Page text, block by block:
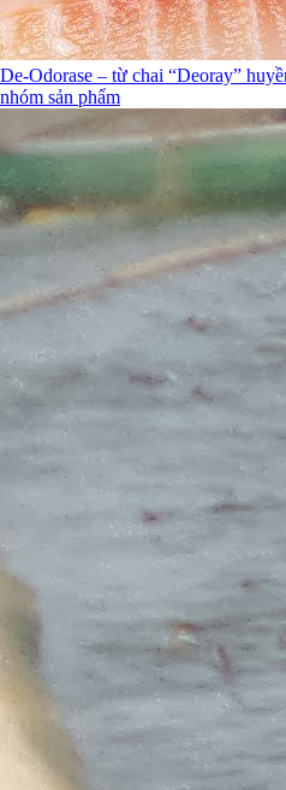
De-Odorase – từ chai “Deoray”
nhóm sản phẩm